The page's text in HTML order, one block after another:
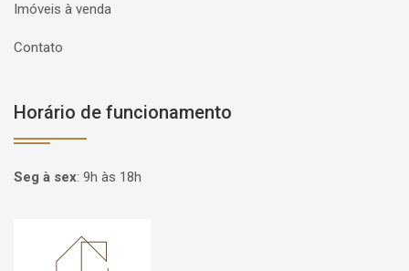
Imóveis à venda
Contato
Horário de funcionamento
Seg à sex: 9h às 18h
Página inicial